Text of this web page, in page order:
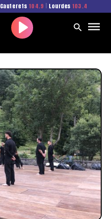
Cauterets 104.9 Lourdes 103.4
Play